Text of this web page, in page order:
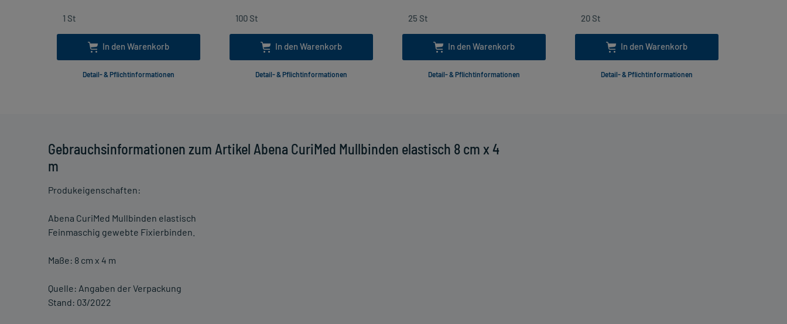
Gebrauchsinformationen zum Artikel Abena CuriMed Mullbinden elastisch 8 cm x 4
m
Produkeigenschaften:
Abena CuriMed Mullbinden elastisch
Feinmaschig gewebte Fixierbinden.
Maße: 8 cm x 4 m
Quelle: Angaben der Verpackung
Stand: 03/2022
In den Warenkorb
Detail- & Pflichtinformationen
In den Warenkorb
Detail- & Pflichtinformationen
In den Warenkorb
Detail- & Pflichtinformationen
In den Warenkorb
Detail- & Pflichtinformationen